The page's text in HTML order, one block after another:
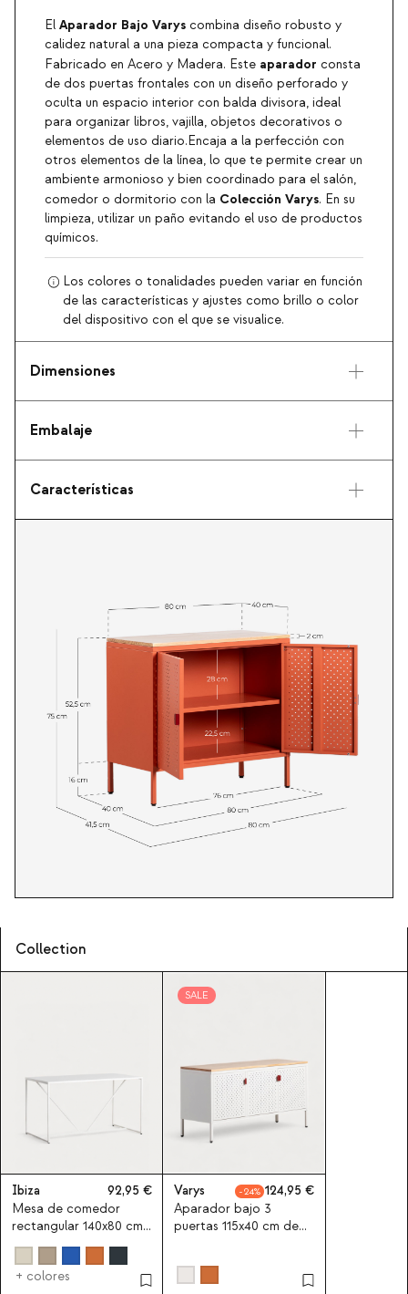
El Aparador Bajo Varys combina diseño robusto y
calidez natural a una pieza compacta y funcional.
Fabricado en Acero y Madera. Este aparador consta
de dos puertas frontales con un diseño perforado y
oculta un espacio interior con balda divisora, ideal
para organizar libros, vajilla, objetos decorativos o
elementos de uso diario.Encaja a la perfección con
otros elementos de la línea, lo que te permite crear un
ambiente armonioso y bien coordinado para el salón,
comedor o dormitorio con la Colección Varys. En su
limpieza, utilizar un paño evitando el uso de productos
químicos.
Los colores o tonalidades pueden variar en función
de las características y ajustes como brillo o color
del dispositivo con el que se visualice.
Dimensiones
Embalaje
Características
Collection
Ibiza
92,95
Mesa de comedor
rectangular 140x80 cm
de acero laminado
+ colores
SALE
Varys 24
124,95
Aparador bajo 3
puertas 115x40 cm de